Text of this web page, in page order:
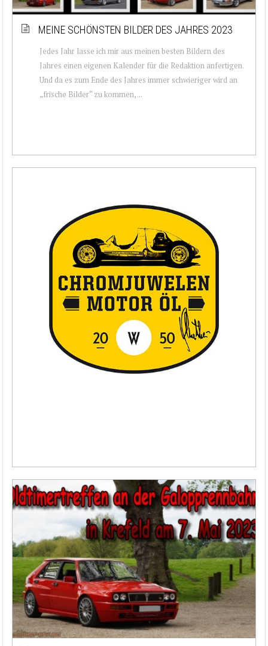
MEINE SCHÖNSTEN BILDER DES JAHRES 2023
Jedes Jahr lasse ich mir aus meinen besten Bildern des
Jahres einen eigenen Kalender für die Redaktion anfertigen.
Und da es zum Ende des Jahres immer schwieriger wird an
„frische Bilder“ zu kommen, ...